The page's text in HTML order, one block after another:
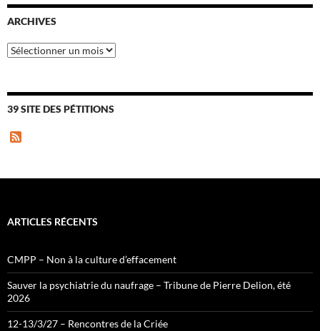
ARCHIVES
Archives
39 SITE DES PÉTITIONS
ARTICLES RÉCENTS
CMPP – Non à la culture d’effacement
Sauver la psychiatrie du naufrage – Tribune de Pierre Delion, été
2026
12-13/3/27 – Rencontres de la Criée